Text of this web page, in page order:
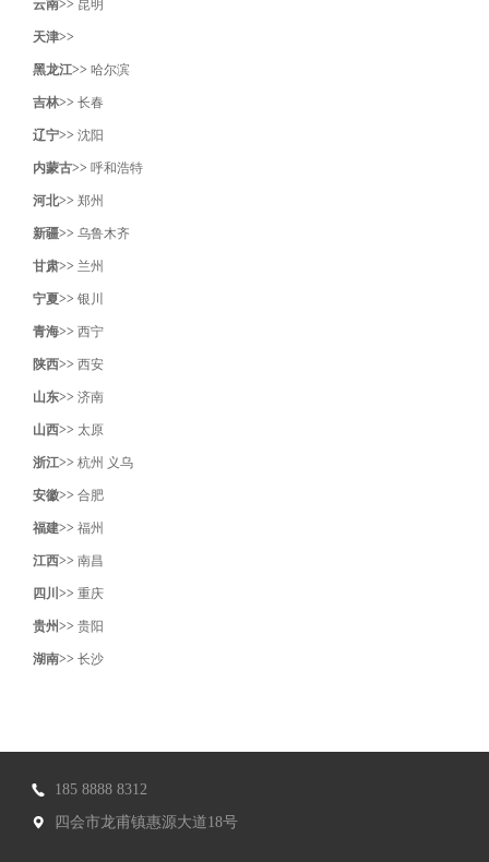
云南>> 昆明
天津>>
黑龙江>> 哈尔滨
吉林>> 长春
辽宁>> 沈阳‌
内蒙古>> 呼和浩特
河北>> 郑州
新疆>> 乌鲁木齐
甘肃>> 兰州
宁夏>> 银川
青海>> 西宁
陕西>> 西安
山东>> 济南
山西>> 太原
浙江>> 杭州 义乌
安徽>> 合肥
福建>> 福州
江西>> 南昌
四川>> 重庆
贵州>> 贵阳
湖南>> 长沙
185 8888 8312
四会市龙甫镇惠源大道18号